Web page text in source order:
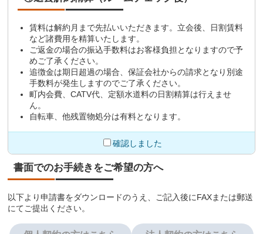
賃料は解約月まで先払いいただきます。立会後、日割賃料
など諸費用を精算いたします。
ご返金の場合の振込手数料はお客様負担となりますので予
めご了承ください。
追徴金は期日超過の場合、保証会社からの請求となり別途
手数料が発生しますのでご了承ください。
町内会費、CATV代、定額水道料の日割精算は行えませ
ん。
自転車、他残置物処分は有料となります。
確認しました
書面でのお手続きをご希望の方へ
以下より申請書をダウンロードのうえ、ご記入後にFAXまたは郵送
にてご提出ください。